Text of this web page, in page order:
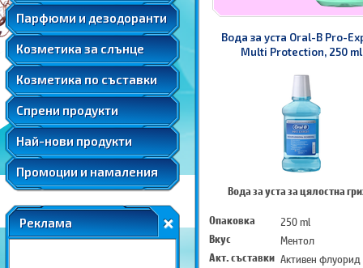
Парфюми и дезодоранти
Подаръчни комплекти парфюми
Козметика за слънце
Слънцезащитна козметика за коса
Соларна козметика
Козметика по съставки
Мента
Розова вода
Розово масло
Ший
Спрени продукти
Козметика за след слънце
Автобронзанти
Слънцезащитна козметика за лице
Слънцезащитна козметика за коса
Соларна козметика
Най-нови продукти
Промоции и намаления
Реклама
Вода за уста Oral-B Pro-
Multi Protection, 250 ml
Вода за уста за цялостна
Опаковка
250 ml
Вкус
Ментол
Акт. съставки Активен флуорид